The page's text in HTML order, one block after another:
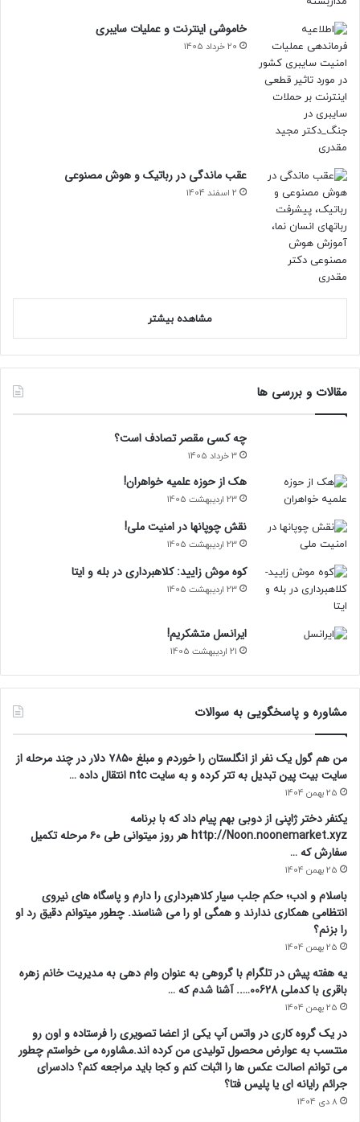
خاموشی اینترنت و عملیات سایبری
20 خرداد 1405
عقب ماندگی در رباتیک و هوش مصنوعی
2 اسفند 1404
مشاهده بیشتر
مقالات و بررسی ها
چه کسی مقصر تصادف است؟
3 خرداد 1405
هک از حوزه علمیه خواهران!
23 اردیبهشت 1405
نقش چوپانها در امنیت ملی!
23 اردیبهشت 1405
کوه موش زایید: کلاهبرداری در بله و ایتا
23 اردیبهشت 1405
ایرانسل متشکریم!
21 اردیبهشت 1405
مشاوره و پاسخگویی به سوالات
من هم گول یک نفر از انگلستان را خوردم و مبلغ ۷۸۵۰ دلار در چند مرحله از
سایت بیت پین تبدیل به تتر کرده و به سایت ntc انتقال داده …
25 بهمن 1404
یکنفر دختر ژاپنی از دوبی بهم پیام داد که با برنامه
http://Noon.noonemarket.xyz هر روز میتوانی طی ۶۰ مرحله تکمیل
سفارش که …
25 بهمن 1404
باسلام و ادب؛ حکم جلب سیار کلاهبرداری را دارم و پاسگاه های نیروی
انتظامی همکاری ندارند و همگی او را می شناسند. چطور میتوانم دقیق رد او
را بزنم؟
25 بهمن 1404
یه هفته پیش در تلگرام با گروهی به عنوان وام دهی به مدیریت خانم زهره
باقری با کدملی 00628….. آشنا شدم که …
25 بهمن 1404
در یک گروه کاری در واتس آپ یکی از اعضا تصویری را فرستاده و اون رو
منتسب به عوارض محصول تولیدی من کرده اند.مشاوره می خواستم چطور
می توانم اصالت عکس ها را اثبات کنم و کجا باید مراجعه کنم؟ دادسرای
جرائم رایانه ای یا پلیس فتا؟
8 دی 1404